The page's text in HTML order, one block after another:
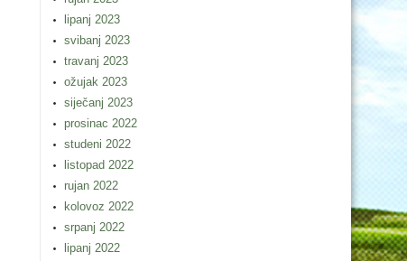
lipanj 2023
svibanj 2023
travanj 2023
ožujak 2023
siječanj 2023
prosinac 2022
studeni 2022
listopad 2022
rujan 2022
kolovoz 2022
srpanj 2022
lipanj 2022